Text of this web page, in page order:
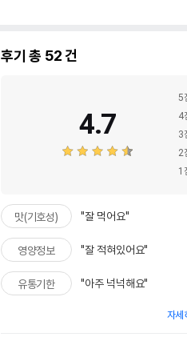
후기 총 52건
4.7
5
4
3
2
1
맛(기호성) "잘 먹어요"
영양정보 "잘 적혀있어요"
유통기한 "아주 넉넉해요"
자세